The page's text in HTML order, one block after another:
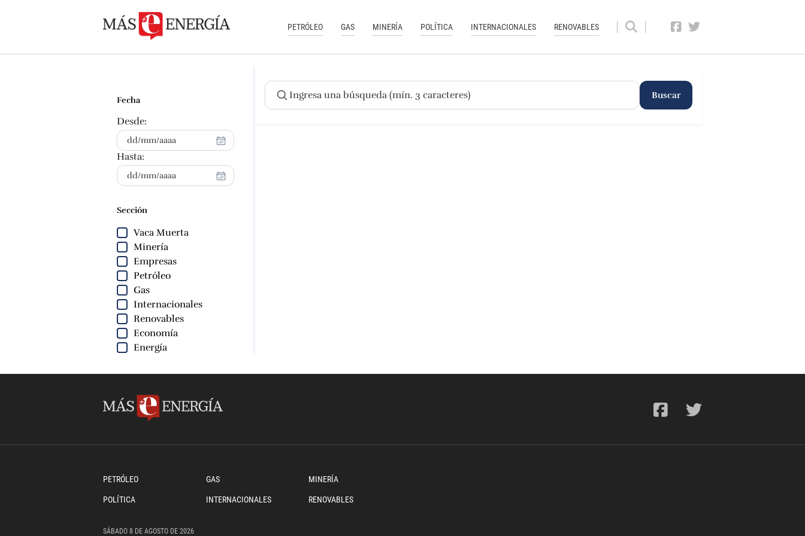
PETRÓLEO GAS MINERÍA POLÍTICA INTERNACIONALES RENOVABLES
Fecha
Desde:
Hasta:
Sección
Vaca Muerta
Minería
Empresas
Petróleo
Gas
Internacionales
Renovables
Economía
Energía
Buscar
PETRÓLEO GAS MINERÍA
POLÍTICA INTERNACIONALES RENOVABLES
SÁBADO 8 DE AGOSTO DE 2026